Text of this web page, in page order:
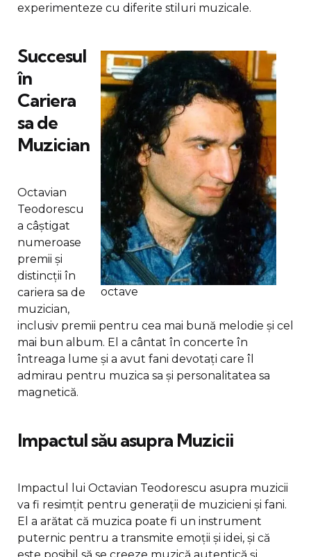
experimenteze cu diferite stiluri muzicale.
octave
Succesul
în
Cariera
sa de
Muzician
Octavian
Teodorescu
a câștigat
numeroase
premii și
distincții în
cariera sa de
muzician,
inclusiv premii pentru cea mai bună melodie și cel
mai bun album. El a cântat în concerte în
întreaga lume și a avut fani devotați care îl
admirau pentru muzica sa și personalitatea sa
magnetică.
Impactul său asupra Muzicii
Impactul lui Octavian Teodorescu asupra muzicii
va fi resimțit pentru generații de muzicieni și fani.
El a arătat că muzica poate fi un instrument
puternic pentru a transmite emoții și idei, și că